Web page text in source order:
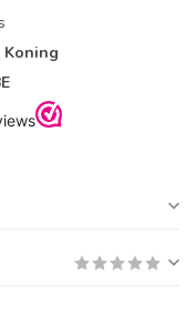
Koning